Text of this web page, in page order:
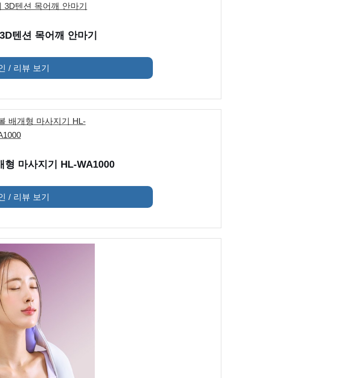
텐션 목어깨 안마기
/ 리뷰 보기
형 마사지기 HL-WA1000
/ 리뷰 보기